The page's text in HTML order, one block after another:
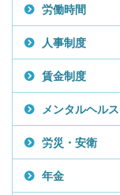
労働時間
人事制度
賃金制度
メンタルヘルス
労災・安衛
年金